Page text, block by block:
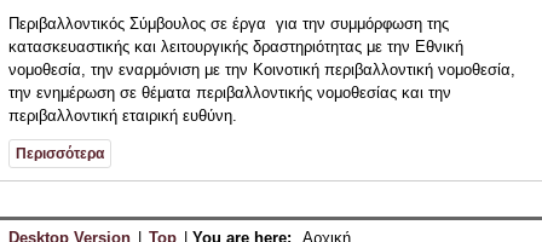
Περιβαλλοντικός Σύμβουλος σε έργα για την συμμόρφωση της
κατασκευαστικής και λειτουργικής δραστηριότητας με την Εθνική
νομοθεσία, την εναρμόνιση με την Κοινοτική περιβαλλοντική νομοθεσία,
την ενημέρωση σε θέματα περιβαλλοντικής νομοθεσίας και την
περιβαλλοντική εταιρική ευθύνη.
Περισσότερα
Desktop Version Top You are here: Αρχική